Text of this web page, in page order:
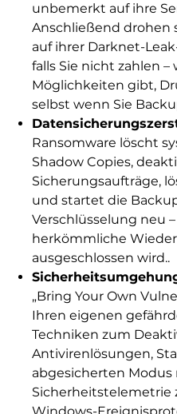
unbemerkt auf ihre
Anschließend drohen
auf ihrer Darknet-
falls Sie nicht zahlen –
Möglichkeiten gibt,
selbst wenn Sie
Ransomware löscht
Shadow Copies,
Sicherungsaufträge,
und startet die
Verschlüsselung neu
herkömmliche
ausgeschlossen wird..
„Bring Your Own
Ihren eigenen
Techniken zum
Antivirenlösungen,
abgesicherten Modus
Sicherheitstelemetrie